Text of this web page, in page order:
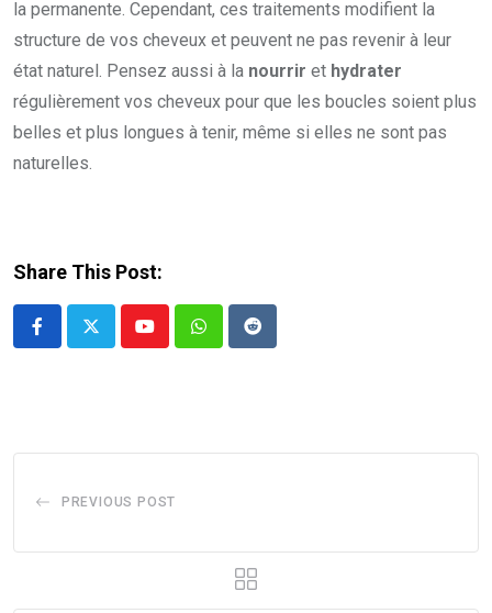
la permanente. Cependant, ces traitements modifient la
structure de vos cheveux et peuvent ne pas revenir à leur
état naturel. Pensez aussi à la nourrir et hydrater
régulièrement vos cheveux pour que les boucles soient plus
belles et plus longues à tenir, même si elles ne sont pas
naturelles.
Share This Post:
YoutubeWhatsappReddit
PREVIOUS POST